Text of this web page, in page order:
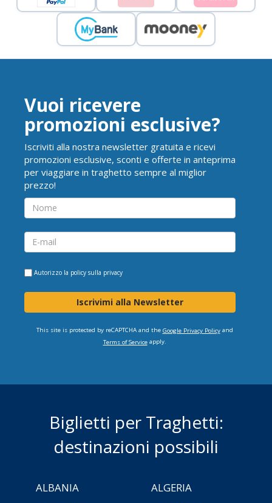
Vuoi ricevere
promozioni esclusive?
Iscriviti alla nostra newsletter gratuita e ricevi
promozioni esclusive, sconti e offerte in anteprima
per viaggiare in traghetto sempre al miglior
prezzo!
Autorizzo la policy sulla privacy
Iscrivimi alla Newsletter
This site is protected by reCAPTCHA and the Google Privacy Policyand
Terms of Serviceapply.
Biglietti per Traghetti:
destinazioni possibili
ALBANIA
ALGERIA